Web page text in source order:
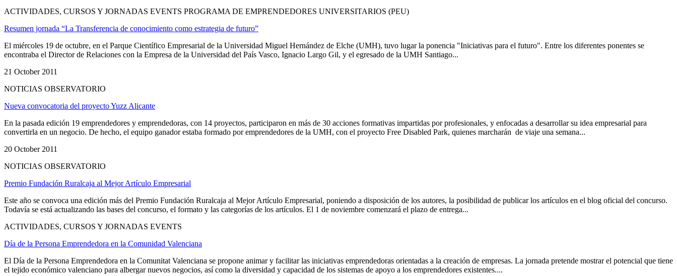
ACTIVIDADES, CURSOS Y JORNADAS EVENTS PROGRAMA DE EMPRENDEDORES UNIVERSITARIOS (PEU)
Resumen jornada “La Transferencia de conocimiento como estrategia de futuro”
El miércoles 19 de octubre, en el Parque Científico Empresarial de la Universidad Miguel Hernández de Elche (UMH), tuvo lugar la ponencia "Iniciativas para el futuro". Entre los diferentes ponentes se
encontraba el Director de Relaciones con la Empresa de la Universidad del País Vasco, Ignacio Largo Gil, y el egresado de la UMH Santiago...
21 October 2011
NOTICIAS OBSERVATORIO
Nueva convocatoria del proyecto Yuzz Alicante
En la pasada edición 19 emprendedores y emprendedoras, con 14 proyectos, participaron en más de 30 acciones formativas impartidas por profesionales, y enfocadas a desarrollar su idea empresarial para
convertirla en un negocio. De hecho, el equipo ganador estaba formado por emprendedores de la UMH, con el proyecto Free Disabled Park, quienes marcharán de viaje una semana...
20 October 2011
NOTICIAS OBSERVATORIO
Premio Fundación Ruralcaja al Mejor Artículo Empresarial
Este año se convoca una edición más del Premio Fundación Ruralcaja al Mejor Artículo Empresarial, poniendo a disposición de los autores, la posibilidad de publicar los artículos en el blog oficial del concurso.
Todavía se está actualizando las bases del concurso, el formato y las categorías de los artículos. El 1 de noviembre comenzará el plazo de entrega...
ACTIVIDADES, CURSOS Y JORNADAS EVENTS
Día de la Persona Emprendedora en la Comunidad Valenciana
El Día de la Persona Emprendedora en la Comunitat Valenciana se propone animar y facilitar las iniciativas emprendedoras orientadas a la creación de empresas. La jornada pretende mostrar el potencial que tiene
el tejido económico valenciano para albergar nuevos negocios, así como la diversidad y capacidad de los sistemas de apoyo a los emprendedores existentes....